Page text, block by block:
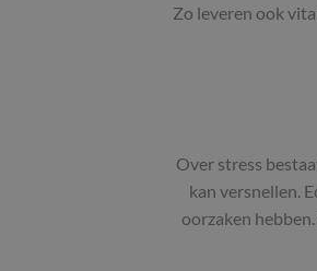
Zo leveren ook
Over stress
kan versnellen.
oorzaken